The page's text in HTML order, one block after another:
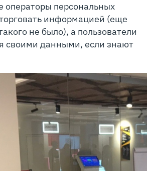
операторы персональных
информацией (еще
не было), а пользователи
своими данными, если знают